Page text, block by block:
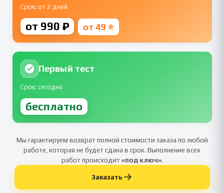
Срок: от 2 дней
от 990 ₽ от 49 ⭐
Первый тест
Срок: сегодня
бесплатно
Мы гарантируем возврат полной стоимости заказа по любой
работе, которая не будет сдана в срок. Выполнение всех
работ происходит«под ключ».
Заказать